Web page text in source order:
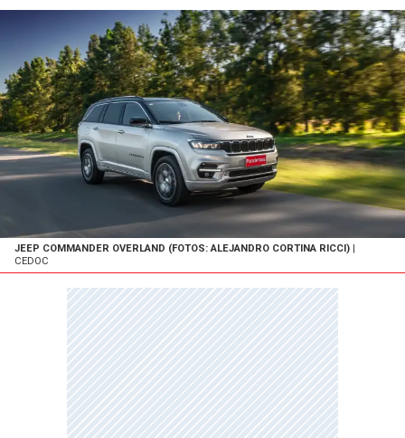
JEEP COMMANDER OVERLAND (FOTOS: ALEJANDRO CORTINA RICCI)
CEDOC